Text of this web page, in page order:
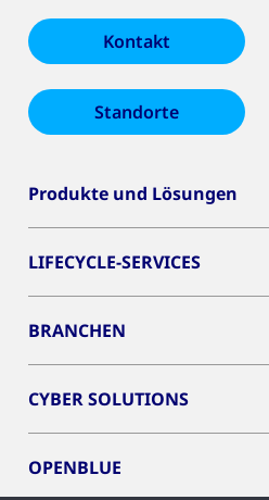
Kontakt
Standorte
Produkte und Lösungen
LIFECYCLE-SERVICES
BRANCHEN
CYBER SOLUTIONS
OPENBLUE